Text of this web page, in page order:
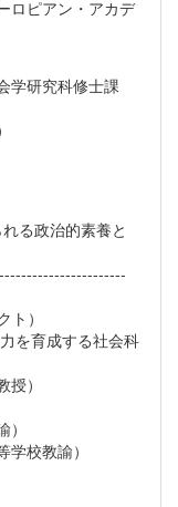
ピアン・アカデ
研究科修士課
る政治的素養と
）
を育成する社会科
）
校教諭）